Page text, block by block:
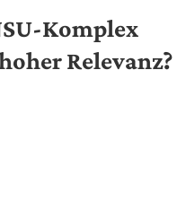
Komplex
Relevanz?